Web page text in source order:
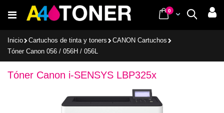
al
Buscar
Cart
0items
Inicio Cartuchos de tinta y toners
CANON Cartuchos
Tóner Canon 056 / 056H / 056L
Tóner Canon i-SENSYS LBP325x